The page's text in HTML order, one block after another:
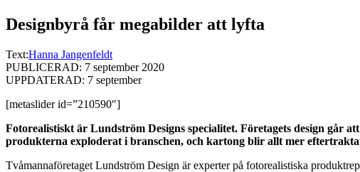
Designbyrå får megabilder att lyfta
Text:Hanna Jangenfeldt
PUBLICERAD: 7 september 2020
UPPDATERAD: 7 september
[metaslider id=”210590″]
Fotorealistiskt är Lundström Designs specialitet. Företagets design går
produkterna exploderat i branschen, och kartong blir allt mer
Tvåmannaföretaget Lundström Design är experter på fotorealistiska